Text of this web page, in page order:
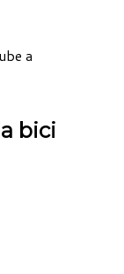
a
bici